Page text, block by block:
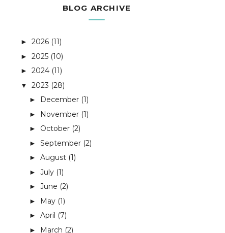
BLOG ARCHIVE
► 2026 (11)
► 2025 (10)
► 2024 (11)
▼ 2023 (28)
► December (1)
► November (1)
► October (2)
► September (2)
► August (1)
► July (1)
► June (2)
► May (1)
► April (7)
► March (2)